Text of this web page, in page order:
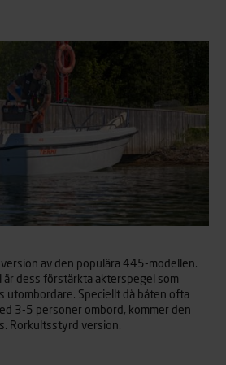
av den populära 445-modellen.
dess förstärkta akterspegel som
utombordare. Speciellt då båten ofta
3-5 personer ombord, kommer den
Rorkultsstyrd version.